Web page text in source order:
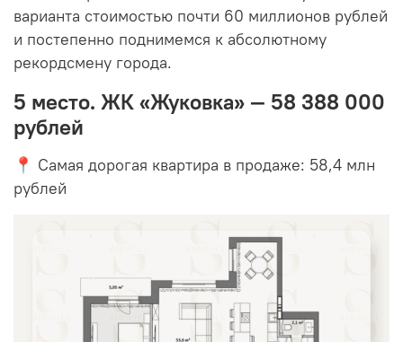
варианта стоимостью почти 60 миллионов рублей
и постепенно поднимемся к абсолютному
рекордсмену города.
5 место. ЖК «Жуковка» — 58 388 000
рублей
📍 Самая дорогая квартира в продаже: 58,4 млн
рублей